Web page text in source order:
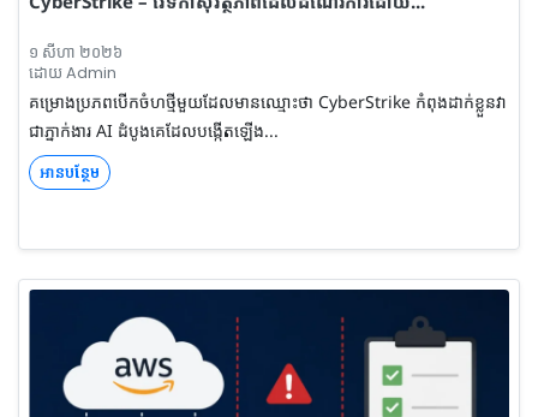
១ សីហា ២០២៦
ដោយ Admin
គម្រោងប្រភពបើកចំហថ្មីមួយដែលមានឈ្មោះថា CyberStrike កំពុងដាក់ខ្លួនវា
ជាភ្នាក់ងារ AI ដំបូងគេដែលបង្កើតឡើង...
អានបន្ថែម